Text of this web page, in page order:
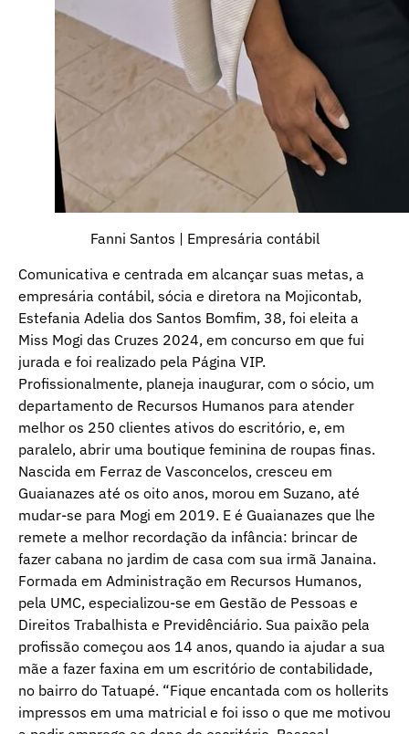
Fanni Santos | Empresária contábil
Comunicativa e centrada em alcançar suas metas, a
empresária contábil, sócia e diretora na Mojicontab,
Estefania Adelia dos Santos Bomfim, 38, foi eleita a
Miss Mogi das Cruzes 2024, em concurso em que fui
jurada e foi realizado pela Página VIP.
Profissionalmente, planeja inaugurar, com o sócio, um
departamento de Recursos Humanos para atender
melhor os 250 clientes ativos do escritório, e, em
paralelo, abrir uma boutique feminina de roupas finas.
Nascida em Ferraz de Vasconcelos, cresceu em
Guaianazes até os oito anos, morou em Suzano, até
mudar-se para Mogi em 2019. E é Guaianazes que lhe
remete a melhor recordação da infância: brincar de
fazer cabana no jardim de casa com sua irmã Janaina.
Formada em Administração em Recursos Humanos,
pela UMC, especializou-se em Gestão de Pessoas e
Direitos Trabalhista e Previdênciário. Sua paixão pela
profissão começou aos 14 anos, quando ia ajudar a sua
mãe a fazer faxina em um escritório de contabilidade,
no bairro do Tatuapé. “Fique encantada com os hollerits
impressos em uma matricial e foi isso o que me motivou